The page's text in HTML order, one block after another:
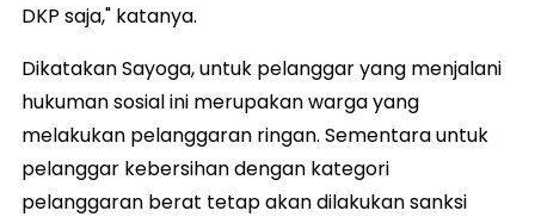
DKP saja," katanya.
Dikatakan Sayoga, untuk pelanggar yang menjalani
hukuman sosial ini merupakan warga yang
melakukan pelanggaran ringan. Sementara untuk
pelanggar kebersihan dengan kategori
pelanggaran berat tetap akan dilakukan sanksi